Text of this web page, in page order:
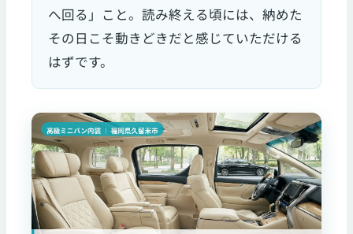
へ回る」こと。読み終える頃には、納めた
その日こそ動きどきだと感じていただける
はずです。